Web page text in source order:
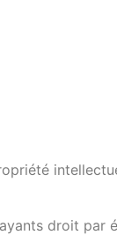
droit par